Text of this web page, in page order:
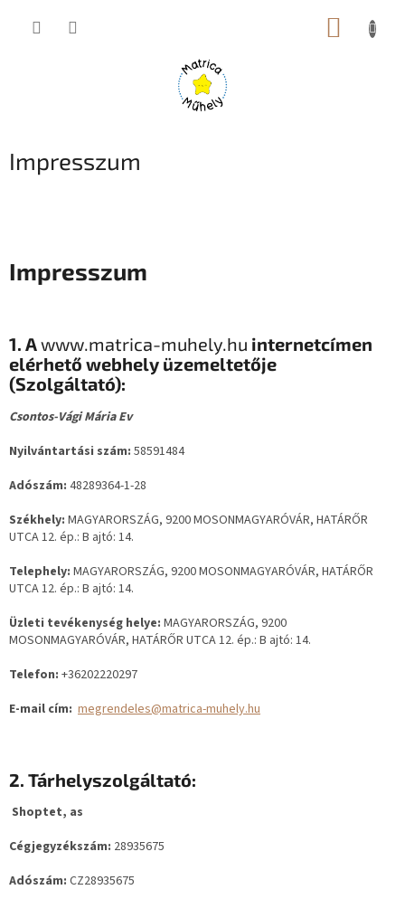
KOSÁR
Impresszum
Impresszum
1. Awww.matrica-muhely.hu internetcímen
elérhető webhely üzemeltetője
(Szolgáltató):
Csontos-Vági Mária Ev
Nyilvántartási szám: 58591484
Adószám: 48289364-1-28
Székhely: MAGYARORSZÁG, 9200 MOSONMAGYARÓVÁR, HATÁRŐR
UTCA 12. ép.: B ajtó: 14.
Telephely: MAGYARORSZÁG, 9200 MOSONMAGYARÓVÁR, HATÁRŐR
UTCA 12. ép.: B ajtó: 14.
Üzleti tevékenység helye: MAGYARORSZÁG, 9200
MOSONMAGYARÓVÁR, HATÁRŐR UTCA 12. ép.: B ajtó: 14.
Telefon: +36202220297
E-mail cím: megrendeles@matrica-muhely.hu
2. Tárhelyszolgáltató:
Shoptet, as
Cégjegyzékszám: 28935675
Adószám: CZ28935675